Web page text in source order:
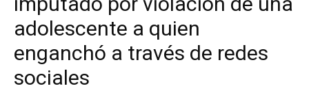
adolescente a quien
enganchó a través de redes
sociales